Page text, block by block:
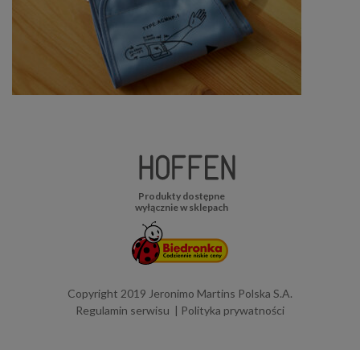
Produkty dostępne
wyłącznie w sklepach
Copyright 2019 Jeronimo Martins Polska S.A.
Regulamin serwisu
Polityka prywatności